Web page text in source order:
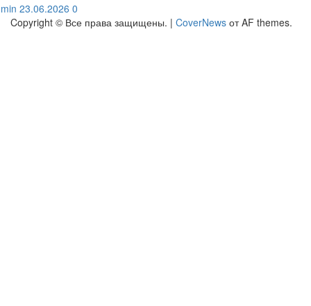
23.06.2026 0
Copyright © Все права защищены. | CoverNews от AF themes.